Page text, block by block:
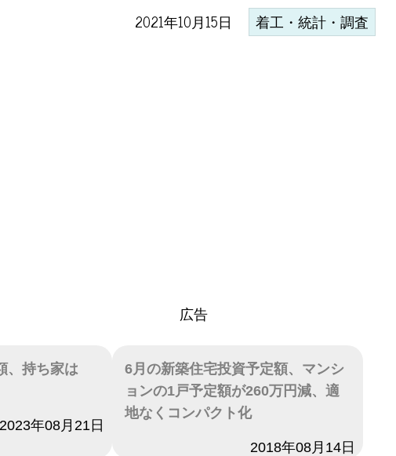
2021年10月15日 着工・統計・調査
広告
、持ち家は
2023年08月21日
6月の新築住宅投資予定額、マンシ
ョンの1戸予定額が260万円減、適
地なくコンパクト化
2018年08月14日